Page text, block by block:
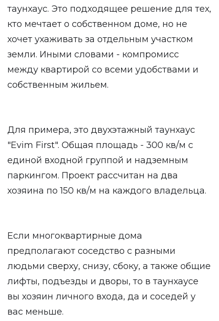
таунхаус. Это подходящее решение для тех,
кто мечтает о собственном доме, но не
хочет ухаживать за отдельным участком
земли. Иными словами - компромисс
между квартирой со всеми удобствами и
собственным жильем.
Для примера, это двухэтажный таунхаус
"Evim First". Общая площадь - 300 кв/м с
единой входной группой и надземным
паркингом. Проект рассчитан на два
хозяина по 150 кв/м на каждого владельца.
Если многоквартирные дома
предполагают соседство с разными
людьми сверху, снизу, сбоку, а также общие
лифты, подъезды и дворы, то в таунхаусе
вы хозяин личного входа, да и соседей у
вас меньше.